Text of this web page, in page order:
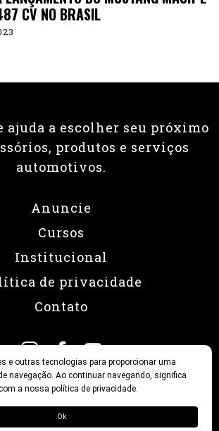
CV NO BRASIL
ajuda a escolher seu próximo
produtos e serviços
automotivos.
Anuncie
Cursos
Institucional
de privacidade
Contato
e outras tecnologias para proporcionar uma
navegação. Ao continuar navegando, significa
a nossa política de privacidade.
Ok